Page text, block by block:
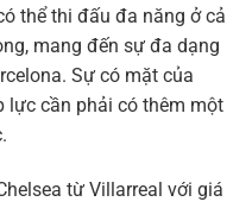
thể thi đấu đa năng ở cả
mang đến sự đa dạng
Sự có mặt của
lực cần phải có thêm một
từ Villarreal với giá